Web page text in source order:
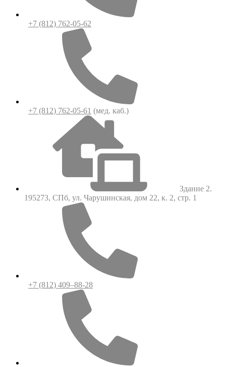
+7 (812) 762-05-62
+7 (812) 762-05-61 (мед. каб.)
Здание 2.
195273, СПб, ул. Чарушинская, дом 22, к. 2, стр. 1
+7 (812) 409–88-28